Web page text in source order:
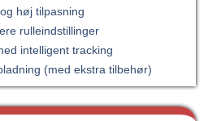
høj tilpasning
rulleindstillinger
intelligent tracking
(med ekstra tilbehør)